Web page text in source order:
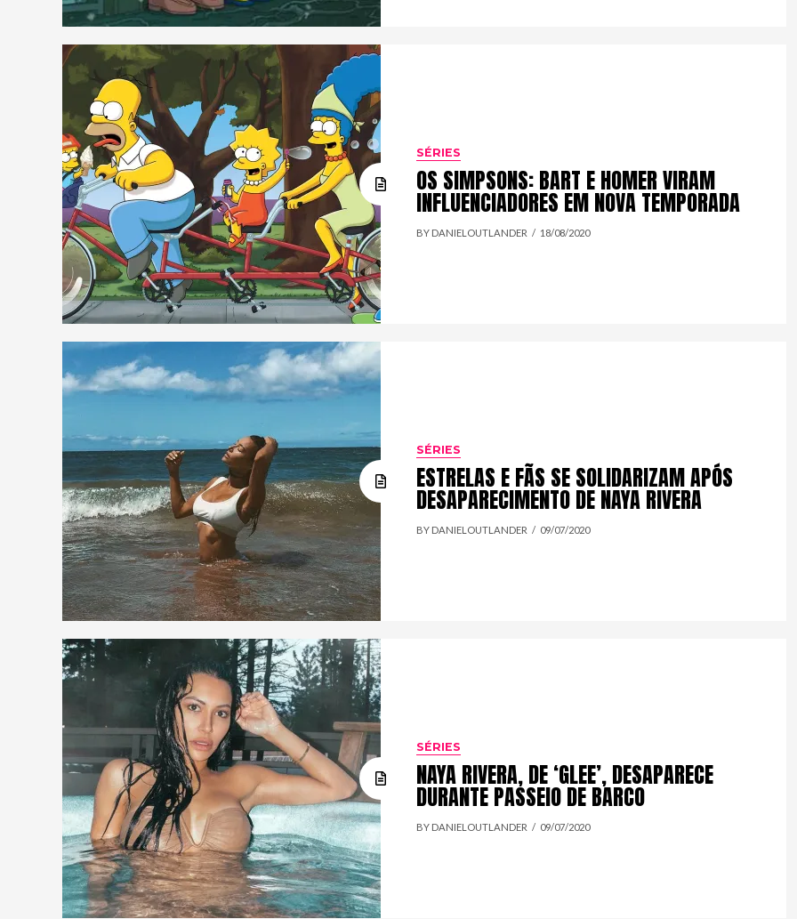
SÉRIES
OS SIMPSONS: BART E HOMER VIRAM
INFLUENCIADORES EM NOVA TEMPORADA
BY DANIELOUTLANDER 18/08/2020
SÉRIES
ESTRELAS E FÃS SE SOLIDARIZAM APÓS
DESAPARECIMENTO DE NAYA RIVERA
BY DANIELOUTLANDER 09/07/2020
SÉRIES
NAYA RIVERA, DE ‘GLEE’, DESAPARECE
DURANTE PASSEIO DE BARCO
BY DANIELOUTLANDER 09/07/2020